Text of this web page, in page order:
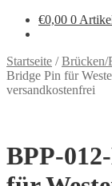
€0,00 0
Startseite /Brücken/
Bridge Pin für
versandkostenfrei
BPP-